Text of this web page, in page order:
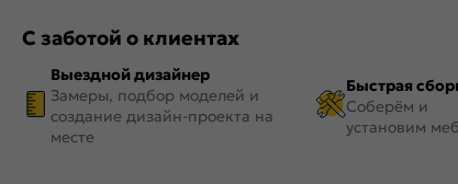
С заботой о клиентах
Выездной дизайнер
Замеры, подбор моделей и
создание дизайн-проекта на
месте
Быстрая
Соберём и
установим